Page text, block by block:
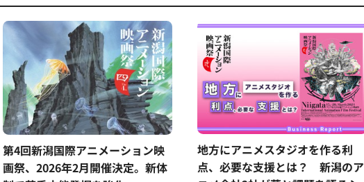
第4回新潟国際アニメーション映
画祭、2026年2月開催決定。新体
地方にアニメスタジオを作る利
点、必要な支援とは？ 新潟のア